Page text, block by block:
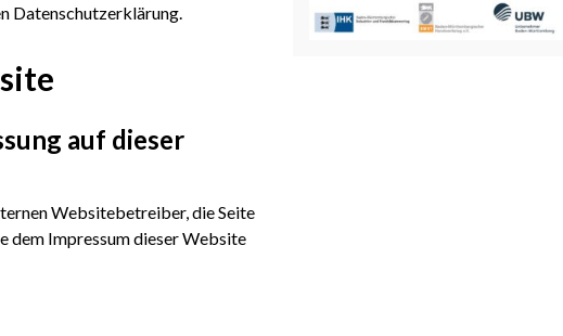
Datenschutzerklärung.
auf dieser
Websitebetreiber, die Seite
dem Impressum dieser Website